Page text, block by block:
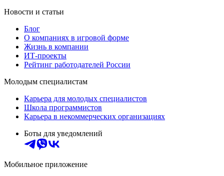
Новости и статьи
Блог
О компаниях в игровой форме
Жизнь в компании
ИТ-проекты
Рейтинг работодателей России
Молодым специалистам
Карьера для молодых специалистов
Школа программистов
Карьера в некоммерческих организациях
Боты для уведомлений
Мобильное приложение